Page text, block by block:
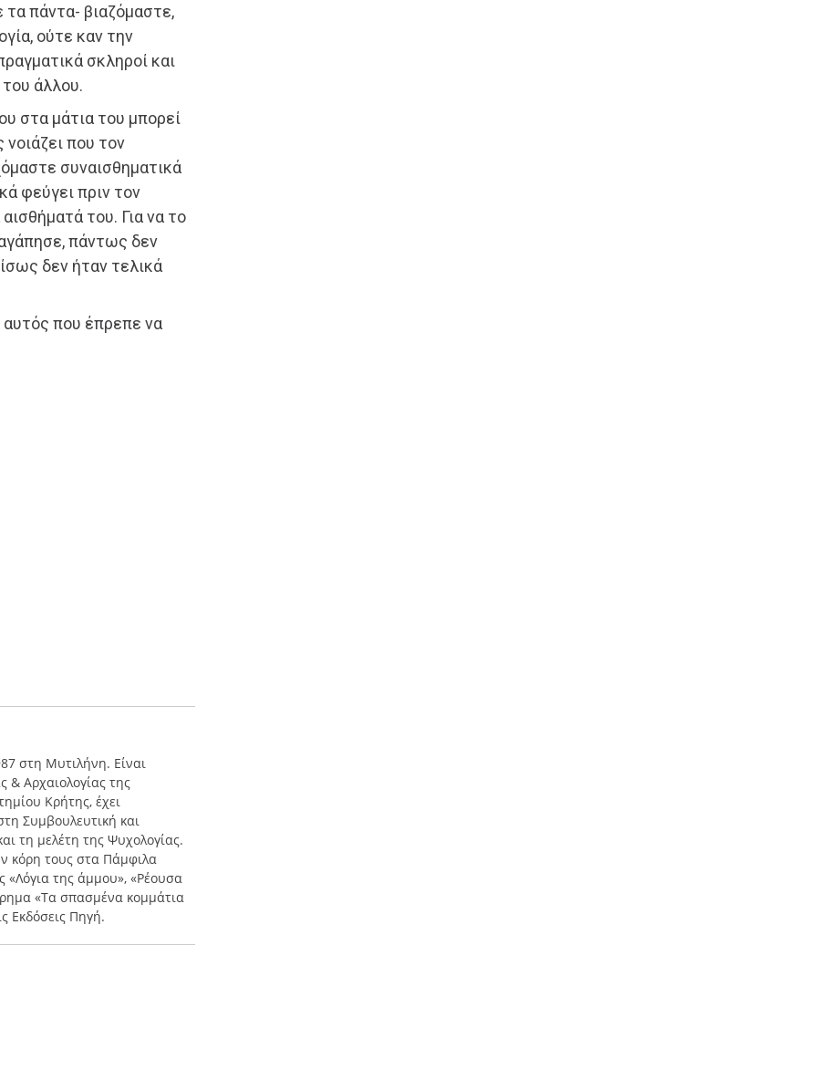
πάντα- βιαζόμαστε,
ούτε καν την
σκληροί και
άλλου.
στα μάτια του μπορεί
νοιάζει που τον
συναισθηματικά
φεύγει πριν τον
του. Για να το
πάντως δεν
δεν ήταν τελικά
αυτός που έπρεπε να
στη Μυτιλήνη. Είναι
& Αρχαιολογίας της
Κρήτης, έχει
Συμβουλευτική και
τη μελέτη της Ψυχολογίας.
κόρη τους στα Πάμφιλα
«Λόγια της άμμου», «Ρέουσα
«Τα σπασμένα κομμάτια
Εκδόσεις Πηγή.